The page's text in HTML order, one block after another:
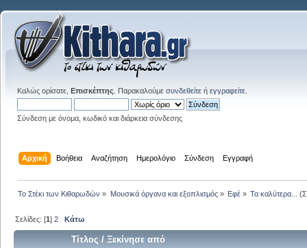
Καλώς ορίσατε, Επισκέπτης . Παρακαλούμε συνδεθείτε ή εγγραφείτε
Σύνδεση με όνομα, κωδικό και διάρκεια σύνδεσης
Αρχική Βοήθεια Αναζήτηση Ημερολόγιο Σύνδεση Εγγραφή
Το Στέκι των Κιθαρωδών » Μουσικά όργανα και εξοπλισμός» Εφέ» Τα καλύτερα...
Σελίδες: [1]2 Κάτω
Τίτλος /Ξεκίνησε από